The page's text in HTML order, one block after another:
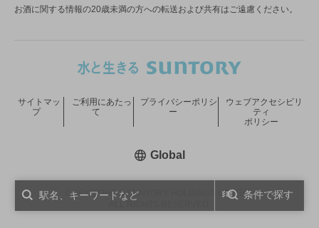
条件で探す
お酒に関する情報の20歳未満の方への転送および共有はご遠慮ください。
COPYRIGHT © SUNTORY HOLDINGS LIMITED.
サイトマッ
プ
ご利用にあたっ
て
プライバシーポリシ
ー
ウェブアクセシビリ
ティ
ポリシー
Global新しいウィンドウで開く